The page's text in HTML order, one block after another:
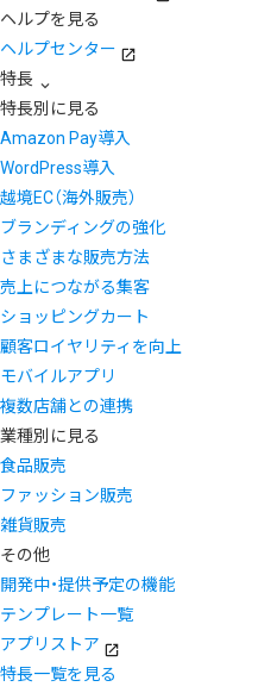
ヘルプを見る
ヘルプセンター
特長
特長別に見る
Amazon Pay導入
WordPress導入
越境EC（海外販売）
ブランディングの強化
さまざまな販売方法
売上につながる集客
ショッピングカート
顧客ロイヤリティを向上
モバイルアプリ
複数店舗との連携
業種別に見る
食品販売
ファッション販売
雑貨販売
その他
開発中・提供予定の機能
テンプレート一覧
アプリストア
特長一覧を見る